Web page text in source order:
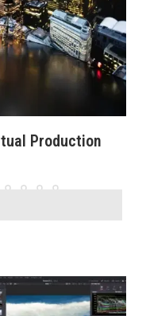
Production